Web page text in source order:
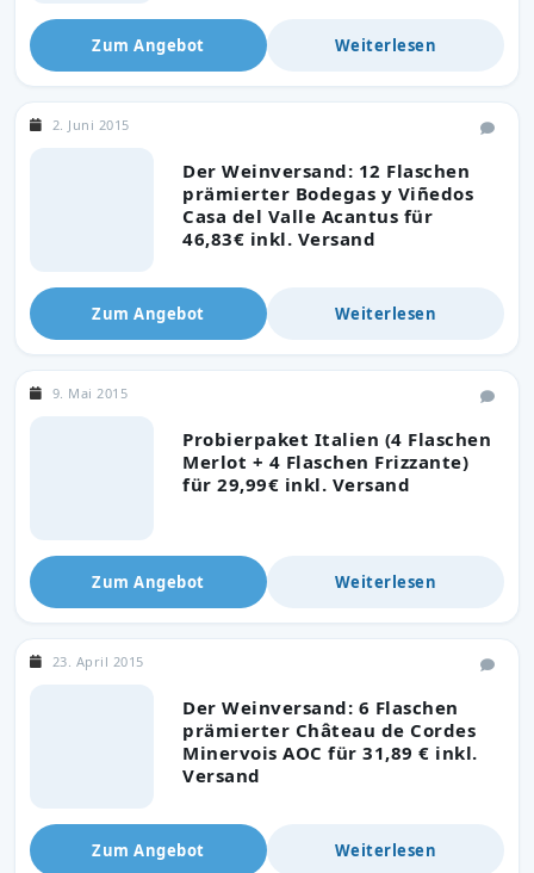
Zum Angebot Weiterlesen
Der Weinversand: 12 Flaschen
prämierter Bodegas y Viñedos
Casa del Valle Acantus für
46,83€ inkl. Versand
2. Juni 2015
Zum Angebot Weiterlesen
Probierpaket Italien (4 Flaschen
Merlot + 4 Flaschen Frizzante)
für 29,99€ inkl. Versand
9. Mai 2015
Zum Angebot Weiterlesen
Der Weinversand: 6 Flaschen
prämierter Château de Cordes
Minervois AOC für 31,89 € inkl.
Versand
23. April 2015
Zum Angebot Weiterlesen